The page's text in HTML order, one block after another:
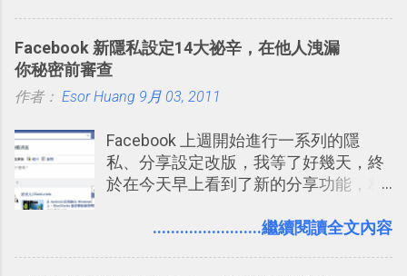
學。 2015/6/13 新增： 免費專案管理軟
體推薦！困難計畫簡單管理 13 種工具
2016 年新增 ： 如何將 Trello 切換到繁
2016/7/7 新增 ： 如何活用 Trello 記
帳？我的理財計畫心得與看板範本
2016/7/13 新增： 如何將網頁資料快速
2016/8 新增： Trello 開放「強化功能」
線，對商務需求來說可以打造出一張一
張資料地圖（例如我之前在製作一本新
書時建立的「 台灣推薦空拍地點地圖
規劃自助旅行路線！ Google 「我的地
圖」在規劃自助旅行路線時可以解決許
多問題： 國外地點名稱地址常常難懂，
稱。 在規劃路線之外，自訂地圖還能補
Facebook 新隱私設定14大祕辛，在他人洩漏
你秘密前審查
作者： Esor Huang 9月 03, 2011
Facebook 上週開始進行一系列的隱
私、分享設定改版，我等了好幾天，終
於在今天早上看到了新的分享功能，相
用新版的分享功能與隱私設定。 嚴格來
........................繼續閱讀全文內容